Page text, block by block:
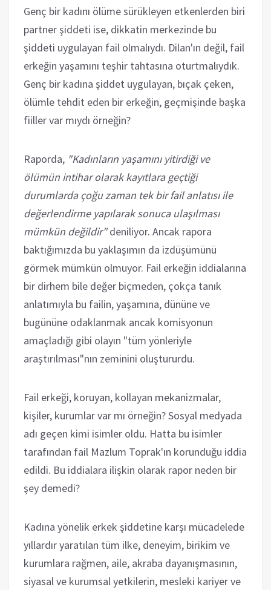
Genç bir kadını ölüme sürükleyen etkenlerden biri
partner şiddeti ise, dikkatin merkezinde bu
şiddeti uygulayan fail olmalıydı. Dilan'ın değil, fail
erkeğin yaşamını teşhir tahtasına oturtmalıydık.
Genç bir kadına şiddet uygulayan, bıçak çeken,
ölümle tehdit eden bir erkeğin, geçmişinde başka
fiiller var mıydı örneğin?
Raporda, "Kadınların yaşamını yitirdiği ve
ölümün intihar olarak kayıtlara geçtiği
durumlarda çoğu zaman tek bir fail anlatısı ile
değerlendirme yapılarak sonuca ulaşılması
mümkün değildir"deniliyor. Ancak rapora
baktığımızda bu yaklaşımın da izdüşümünü
görmek mümkün olmuyor. Fail erkeğin iddialarına
bir dirhem bile değer biçmeden, çokça tanık
anlatımıyla bu failin, yaşamına, dününe ve
bugününe odaklanmak ancak komisyonun
amaçladığı gibi olayın "tüm yönleriyle
araştırılması"nın zeminini oluştururdu.
Fail erkeği, koruyan, kollayan mekanizmalar,
kişiler, kurumlar var mı örneğin? Sosyal medyada
adı geçen kimi isimler oldu. Hatta bu isimler
tarafından fail Mazlum Toprak'ın korunduğu iddia
edildi. Bu iddialara ilişkin olarak rapor neden bir
şey demedi?
Kadına yönelik erkek şiddetine karşı mücadelede
yıllardır yaratılan tüm ilke, deneyim, birikim ve
kurumlara rağmen, aile, akraba dayanışmasının,
siyasal ve kurumsal yetkilerin, mesleki kariyer ve